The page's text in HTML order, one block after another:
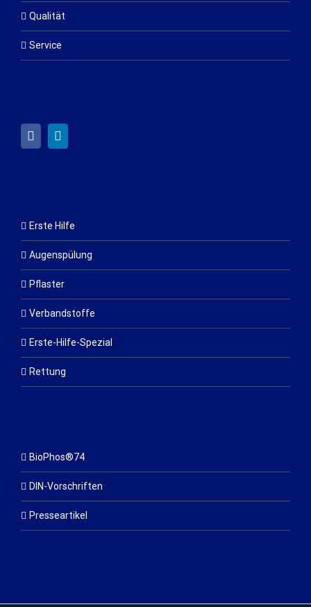
Qualität
Service
Erste Hilfe
Augenspülung
Pflaster
Verbandstoffe
Erste-Hilfe-Spezial
Rettung
BioPhos®74
DIN-Vorschriften
Presseartikel